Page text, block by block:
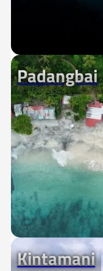
Padangbai
Kintamani